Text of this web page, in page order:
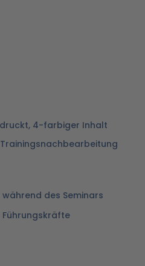
4-farbiger Inhalt
des Seminars
Führungskräfte